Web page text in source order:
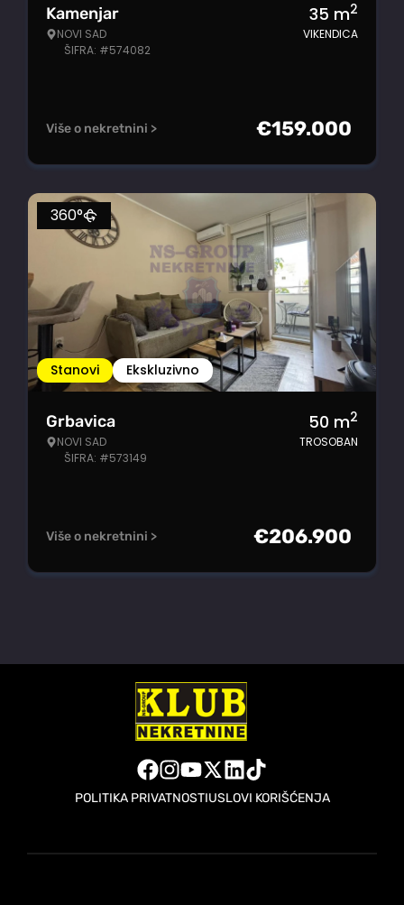
Kamenjar
NOVI SAD
ŠIFRA: #574082
35 m2
VIKENDICA
Više o nekretnini > €159.000
Stanovi Ekskluzivno
360°
Grbavica
NOVI SAD
ŠIFRA: #573149
50 m2
TROSOBAN
Više o nekretnini > €206.900
POLITIKA PRIVATNOSTIUSLOVI KORIŠĆENJA